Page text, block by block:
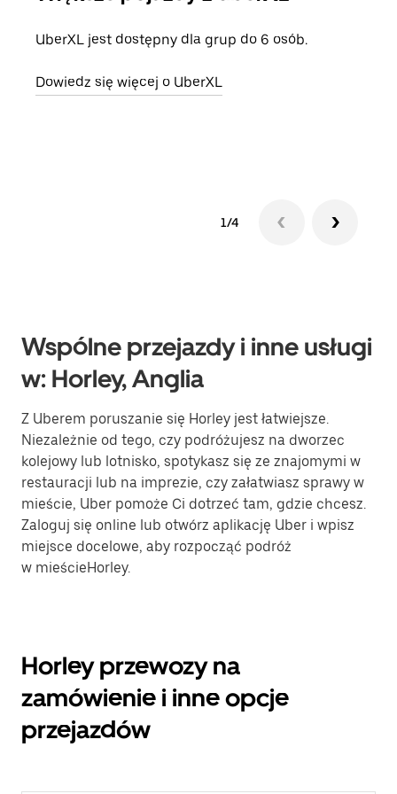
UberXL jest dostępny dla grup do 6 osób.
Dowiedz się więcej o UberXL
1/4
Wspólne przejazdy i inne usługi
w: Horley, Anglia
Z Uberem poruszanie się Horley jest łatwiejsze.
Niezależnie od tego, czy podróżujesz na dworzec
kolejowy lub lotnisko, spotykasz się ze znajomymi w
restauracji lub na imprezie, czy załatwiasz sprawy w
mieście, Uber pomoże Ci dotrzeć tam, gdzie chcesz.
Zaloguj się online lub otwórz aplikację Uber i wpisz
miejsce docelowe, aby rozpocząć podróż
w mieścieHorley.
Horley przewozy na
zamówienie i inne opcje
przejazdów